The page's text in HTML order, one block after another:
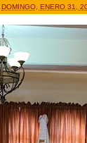
DOMINGO, ENERO 31,